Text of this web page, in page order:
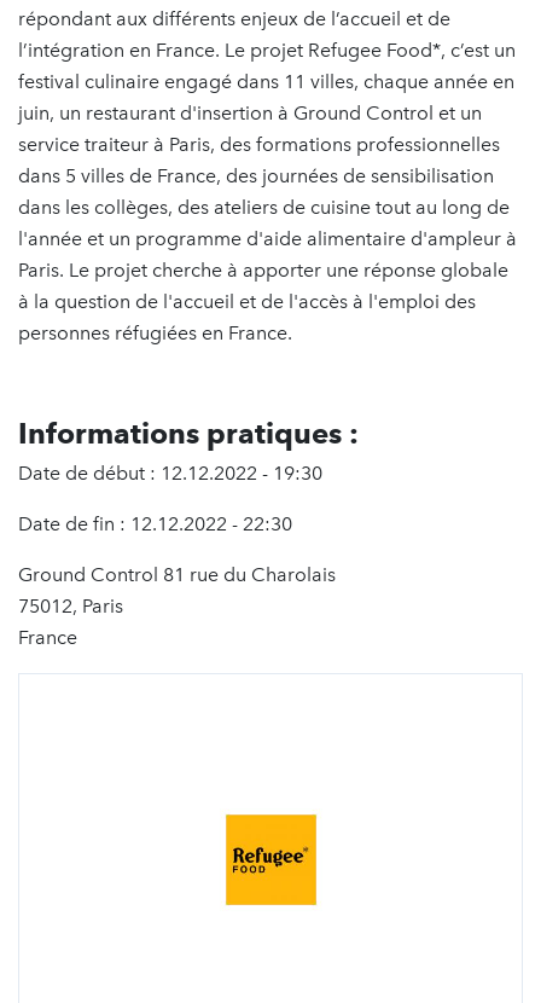
répondant aux différents enjeux de l’accueil et de
l’intégration en France. Le projet Refugee Food*, c’est un
festival culinaire engagé dans 11 villes, chaque année en
juin, un restaurant d'insertion à Ground Control et un
service traiteur à Paris, des formations professionnelles
dans 5 villes de France, des journées de sensibilisation
dans les collèges, des ateliers de cuisine tout au long de
l'année et un programme d'aide alimentaire d'ampleur à
Paris. Le projet cherche à apporter une réponse globale
à la question de l'accueil et de l'accès à l'emploi des
personnes réfugiées en France.
Informations pratiques :
Date de début : 12.12.2022 - 19:30
Date de fin : 12.12.2022 - 22:30
Ground Control 81 rue du Charolais
75012, Paris
France